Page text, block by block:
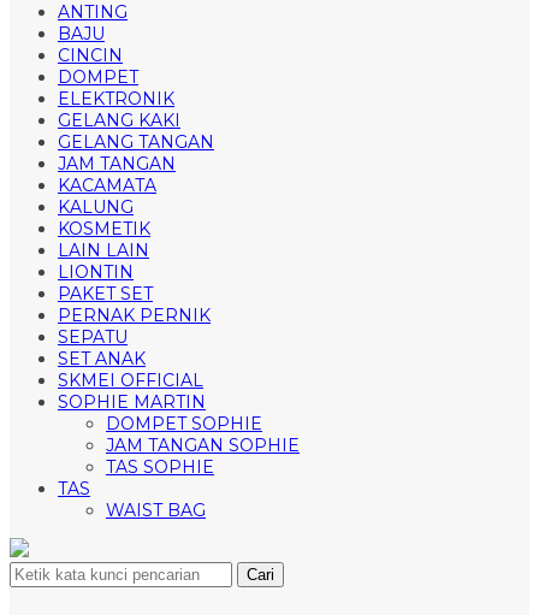
ANTING
BAJU
CINCIN
DOMPET
ELEKTRONIK
GELANG KAKI
GELANG TANGAN
JAM TANGAN
KACAMATA
KALUNG
KOSMETIK
LAIN LAIN
LIONTIN
PAKET SET
PERNAK PERNIK
SEPATU
SET ANAK
SKMEI OFFICIAL
SOPHIE MARTIN
DOMPET SOPHIE
JAM TANGAN SOPHIE
TAS SOPHIE
TAS
WAIST BAG
Cari